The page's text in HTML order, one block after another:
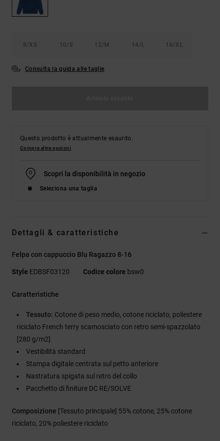
Cinture e
frequenti e
modulo di
8/XS 10/S 12/M 14/L 16/XL
Consulta la guida alle taglie
Questo prodotto è attualmente esaurito.
Compra altre opzioni
Scopri la disponibilità in negozio
Seleziona una taglia
Dettagli & caratteristiche
Felpa con cappuccio Blu Ragazzo 8-16
Style EDBSF03120 Codice colore bsw0
Caratteristiche
Tessuto: Cotone di peso medio, cotone riciclato, poliestere
riciclato French terry scamosciato con retro semi-spazzolato
[280 g/m2]
Vestibilità standard
Stampa digitale centrata sul petto anteriore
Nastratura spigata sul retro del collo
Pacchetto di finiture DC RE/SOLVE
Composizione [Tessuto principale] 55% cotone, 25% cotone
riciclato, 20% poliestere riciclato